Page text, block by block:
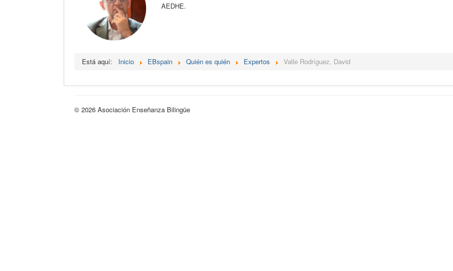
AEDHE.
Está aquí: Inicio EBspain Quién es quién Expertos Valle Rodríguez, David
© 2026 Asociación Enseñanza Bilingüe